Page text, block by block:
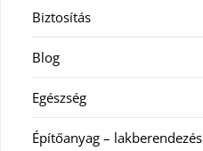
Biztosítás
Blog
Egészség
Építőanyag – lakberendezés